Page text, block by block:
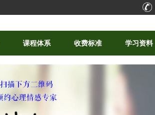
课程体系 收费标准 学习资料